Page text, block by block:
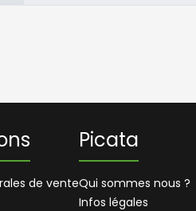
de vente
Picata
Qui sommes nous ?
Infos légales